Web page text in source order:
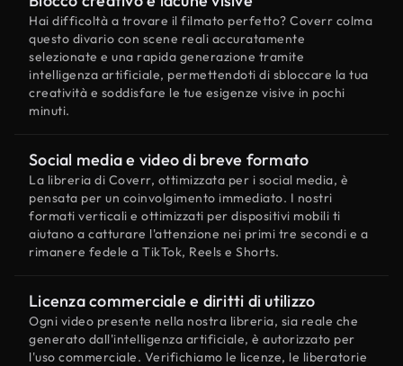
Hai difficoltà a trovare il filmato perfetto? Coverr colma
questo divario con scene reali accuratamente
selezionate e una rapida generazione tramite
intelligenza artificiale, permettendoti di sbloccare la tua
creatività e soddisfare le tue esigenze visive in pochi
minuti.
Social media e video di breve formato
La libreria di Coverr, ottimizzata per i social media, è
pensata per un coinvolgimento immediato. I nostri
formati verticali e ottimizzati per dispositivi mobili ti
aiutano a catturare l'attenzione nei primi tre secondi e a
rimanere fedele a TikTok, Reels e Shorts.
Licenza commerciale e diritti di utilizzo
Ogni video presente nella nostra libreria, sia reale che
generato dall'intelligenza artificiale, è autorizzato per
l'uso commerciale. Verifichiamo le licenze, le liberatorie